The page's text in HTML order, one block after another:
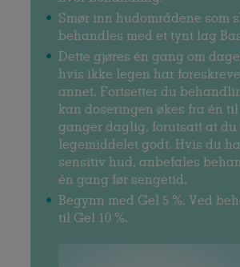
Smør inn hudområdene som
behandles med et tynt lag
Dette gjøres én gang om
hvis ikke legen har
annet. Fortsetter du
kan doseringen økes fra én til
ganger daglig, forutsatt at
legemiddelet godt. Hvis du
sensitiv hud, anbefales
én gang før sengetid.
Begynn med Gel 5 %. Ved
til Gel 10 %.